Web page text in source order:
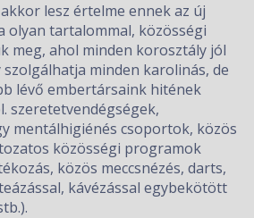
lesz értelme ennek az új
olyan tartalommal, közösségi
meg, ahol minden korosztály jól
szolgálhatja minden karolinás, de
lévő embertársaink hitének
szeretetvendégségek,
mentálhigiénés csoportok, közös
közösségi programok
közös meccsnézés, darts,
kávézással egybekötött